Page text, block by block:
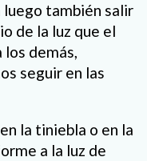
luego también salir
de la luz que el
los demás,
seguir en las
la tiniebla o en la
a la luz de